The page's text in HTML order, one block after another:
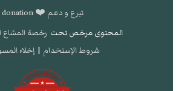
تبرع و دعم ❤️ donation
المحتوى مرخص تحت رخصة المشاع
شروط الإستخدام | إخلاء